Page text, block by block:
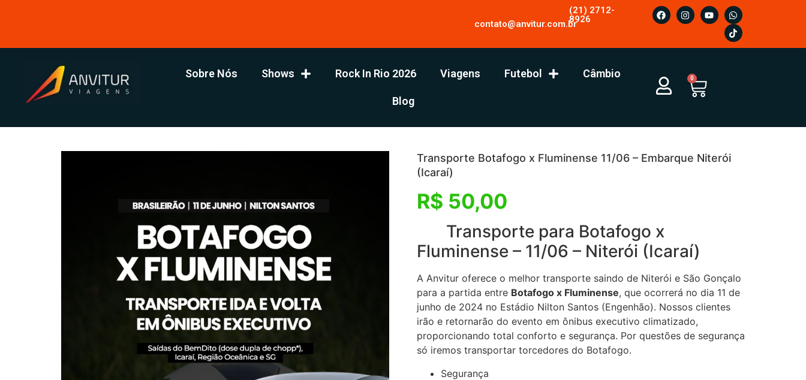
contato@anvitur.com.br
(21) 2712-
8926
Sobre Nós Shows Rock In Rio 2026 Viagens Futebol Câmbio
Blog
0
Transporte Botafogo x Fluminense 11/06 – Embarque Niterói
(Icaraí)
R$ 50,00
Transporte para Botafogo x
Fluminense – 11/06 – Niterói (Icaraí)
A Anvitur oferece o melhor transporte saindo de Niterói e São Gonçalo
para a partida entre Botafogo x Fluminense, que ocorrerá no dia 11 de
junho de 2024 no Estádio Nilton Santos (Engenhão). Nossos clientes
irão e retornarão do evento em ônibus executivo climatizado,
proporcionando total conforto e segurança. Por questões de segurança
só iremos transportar torcedores do Botafogo.
Segurança